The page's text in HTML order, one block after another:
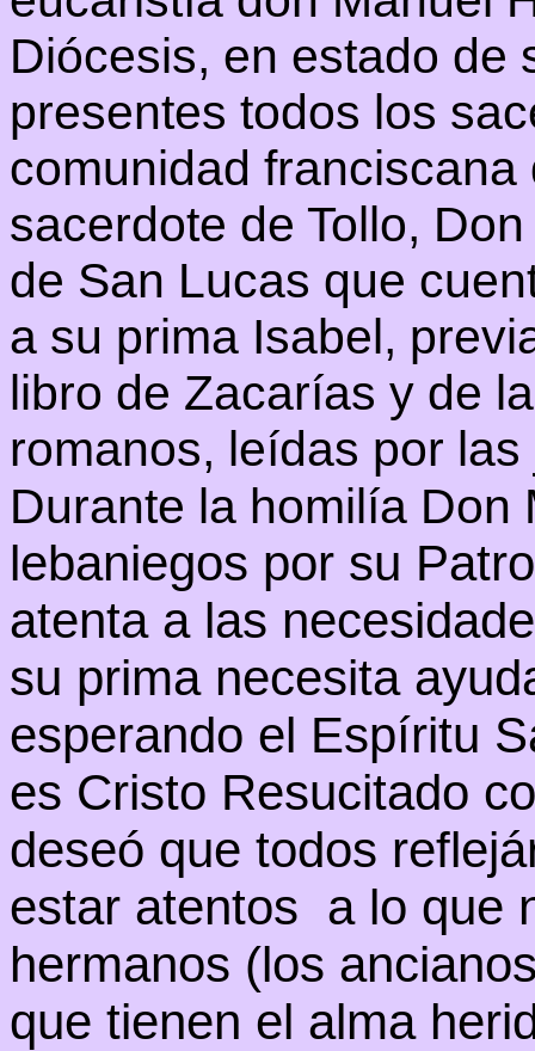
Diócesis, en estado de
presentes todos los
comunidad franciscana
sacerdote de Tollo,
de San Lucas que
a su prima Isabel,
libro de Zacarías y de
romanos, leídas por
Durante la homilía
lebaniegos por su
atenta a las
su prima necesita
esperando el Espíritu
es Cristo Resucitado
deseó que todos
estar atentos a lo que
hermanos (los
que tienen el alma